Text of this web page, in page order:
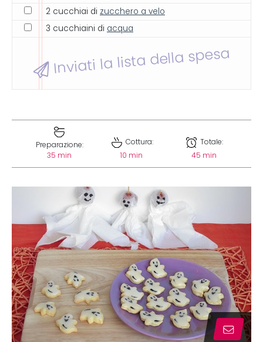
2 cucchiai di zucchero a velo
3 cucchiaini di acqua
Inviati la lista della spesa
Preparazione:
35 min
Cottura:
10 min
Totale:
45 min